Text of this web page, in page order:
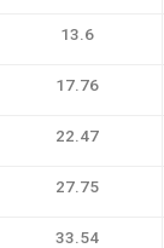
13.6
17.76
22.47
27.75
33.54